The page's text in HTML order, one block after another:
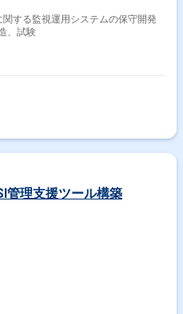
する監視運用システムの保守開発
、試験
管理支援ツール構築